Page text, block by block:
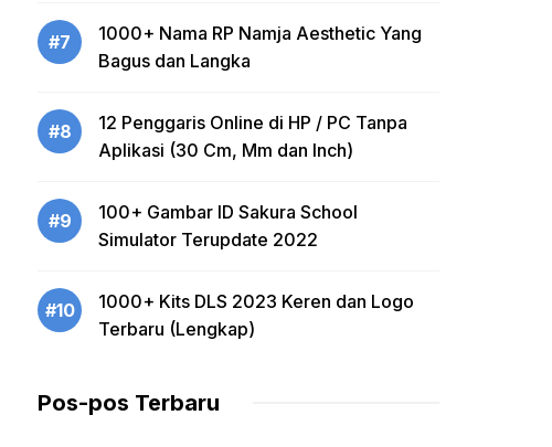
#7
1000+ Nama RP Namja Aesthetic Yang
Bagus dan Langka
#8
12 Penggaris Online di HP / PC Tanpa
Aplikasi (30 Cm, Mm dan Inch)
#9
100+ Gambar ID Sakura School
Simulator Terupdate 2022
#10
1000+ Kits DLS 2023 Keren dan Logo
Terbaru (Lengkap)
Pos-pos Terbaru